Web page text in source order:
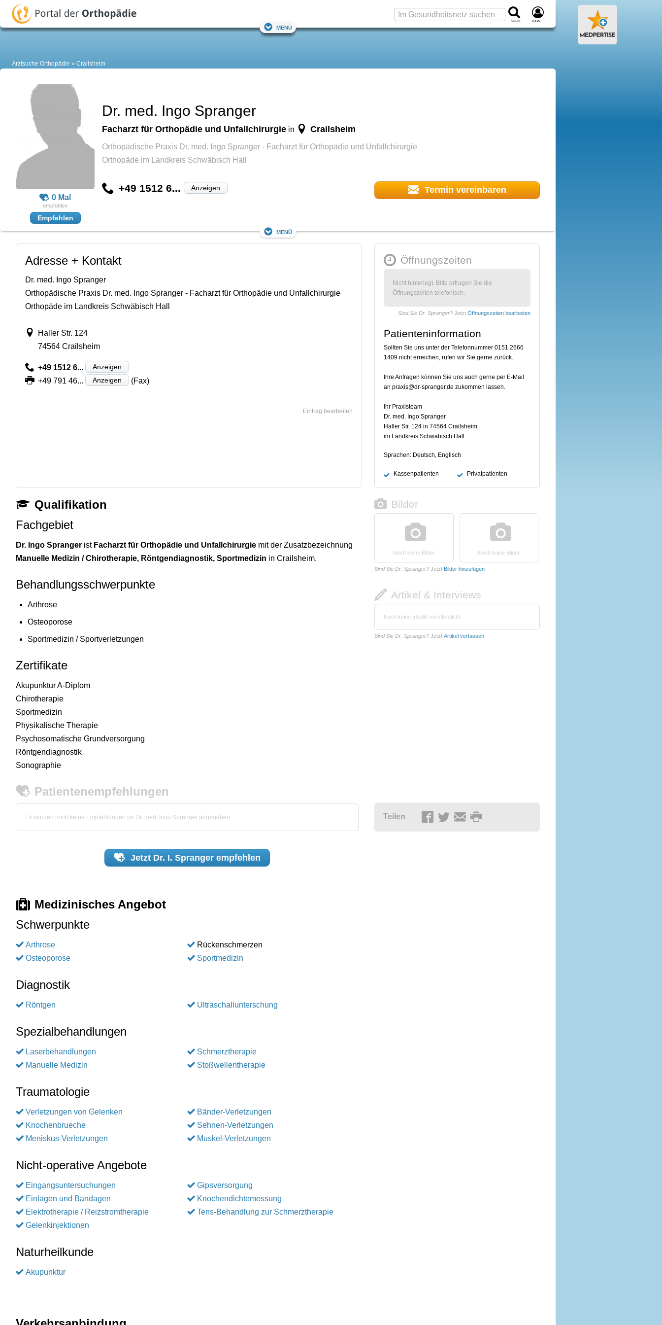
Suche Login
Menü
Arztsuche Orthopädie Crailsheim
0 Mal
Empfehlen
Dr. med. Ingo Spranger
Facharzt für Orthopädie und Unfallchirurgie in Crailsheim
Orthopädische Praxis Dr. med. Ingo Spranger - Facharzt für Orthopädie und Unfallchirurgie
Orthopäde im Landkreis Schwäbisch Hall
+49 1512 6... Anzeigen Termin vereinbaren
Menü
Adresse + Kontakt
Dr. med. Ingo Spranger
Orthopädische Praxis Dr. med. Ingo Spranger - Facharzt für Orthopädie und Unfallchirurgie
Orthopäde im Landkreis Schwäbisch Hall
Haller Str. 124
74564 Crailsheim
+49 1512 6... Anzeigen
+49 791 46... Anzeigen (Fax)
Eintrag bearbeiten
Öffnungszeiten
Nicht hinterlegt. Bitte erfragen Sie die
Öffnungszeiten telefonisch.
Sind Sie Dr. Spranger? Jetzt Öffnungszeiten bearbeiten
Patienteninformation
Sollten Sie uns unter der Telefonnummer 0151 2666
1409 nicht erreichen, rufen wir Sie gerne zurück.
Ihre Anfragen können Sie uns auch gerne per E-Mail
an praxis@dr-spranger.de zukommen lassen.
Ihr Praxisteam
Dr. med. Ingo Spranger
Haller Str. 124 in 74564 Crailsheim
im Landkreis Schwäbisch Hall
Sprachen: Deutsch, Englisch
Kassenpatienten Privatpatienten
Qualifikation
Fachgebiet
Dr. Ingo Spranger ist Facharzt für Orthopädie und Unfallchirurgie mit der Zusatzbezeichnung
Manuelle Medizin / Chirotherapie, Röntgendiagnostik, Sportmedizin in Crailsheim.
Behandlungsschwerpunkte
Arthrose
Osteoporose
Sportmedizin / Sportverletzungen
Zertifikate
Akupunktur A-Diplom
Chirotherapie
Sportmedizin
Physikalische Therapie
Psychosomatische Grundversorgung
Röntgendiagnostik
Sonographie
Patientenempfehlungen
Es wurden noch keine Empfehlungen für Dr. med. Ingo Spranger abgegeben.
Jetzt Dr. I. Sprangerempfehlen
Medizinisches Angebot
Schwerpunkte
Arthrose
Osteoporose
Rückenschmerzen
Sportmedizin
Diagnostik
Röntgen Ultraschallunterschung
Spezialbehandlungen
Laserbehandlungen
Manuelle Medizin
Schmerztherapie
Stoßwellentherapie
Traumatologie
Verletzungen von Gelenken
Knochenbrueche
Meniskus-Verletzungen
Bänder-Verletzungen
Sehnen-Verletzungen
Muskel-Verletzungen
Nicht-operative Angebote
Eingangsuntersuchungen
Einlagen und Bandagen
Elektrotherapie / Reizstromtherapie
Gelenkinjektionen
Gipsversorgung
Knochendichtemessung
Tens-Behandlung zur Schmerztherapie
Naturheilkunde
Akupunktur
Bilder
Noch keine Bilder Noch keine Bilder
Sind Sie Dr. Spranger? Jetzt Bilder hinzufügen
Artikel & Interviews
Noch keine Inhalte veröffentlicht
Sind Sie Dr. Spranger? Jetzt Artikel verfassen
Teilen